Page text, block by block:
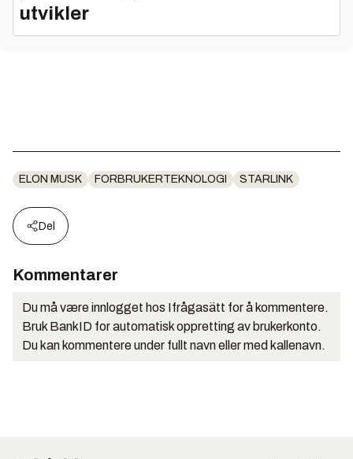
utvikler
ELON MUSK FORBRUKERTEKNOLOGI STARLINK
Del
Kommentarer
Du må være innlogget hos Ifrågasätt for å kommentere.
Bruk BankID for automatisk oppretting av brukerkonto.
Du kan kommentere under fullt navn eller med kallenavn.